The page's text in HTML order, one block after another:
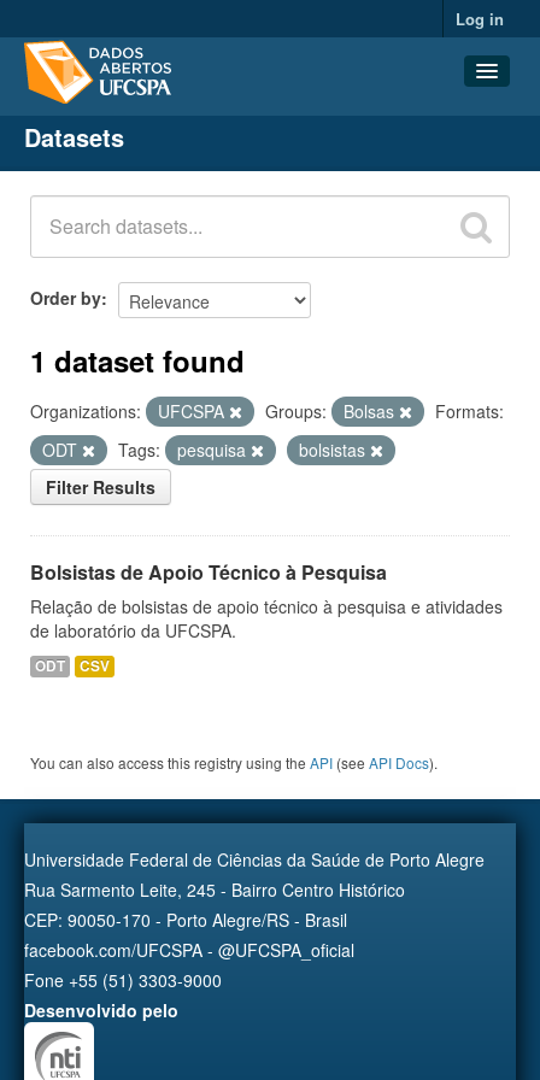
Log in
Datasets
Organizations
Groups
About
Datasets
Order by
1 dataset found
Organizations: UFCSPA Groups: Bolsas
Formats:
ODT
Tags: pesquisa
bolsistas
Filter Results
Bolsistas de Apoio Técnico à Pesquisa
Relação de bolsistas de apoio técnico à pesquisa e atividades
de laboratório da UFCSPA.
ODT CSV
You can also access this registry using the API (see API Docs).
Universidade Federal de Ciências da Saúde de Porto Alegre
Rua Sarmento Leite, 245 - Bairro Centro Histórico
CEP: 90050-170 - Porto Alegre/RS - Brasil
facebook.com/UFCSPA - @UFCSPA_oficial
Fone +55 (51) 3303-9000
Desenvolvido pelo